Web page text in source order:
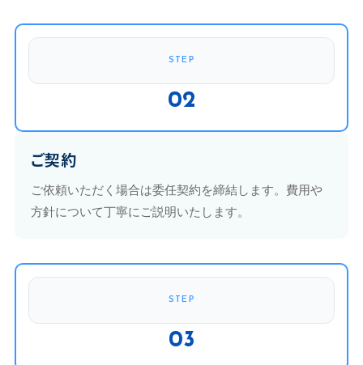
STEP
02
ご契約
ご依頼いただく場合は委任契約を締結します。費用や
方針について丁寧にご説明いたします。
STEP
03